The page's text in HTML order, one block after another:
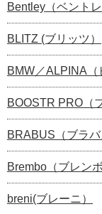
Bentley（ベントレ
BLITZ (ブリッツ）
BMW／ALPINA（
BOOSTR PRO（
BRABUS（ブラバ
Brembo（ブレンボ
breni(ブレーニ）